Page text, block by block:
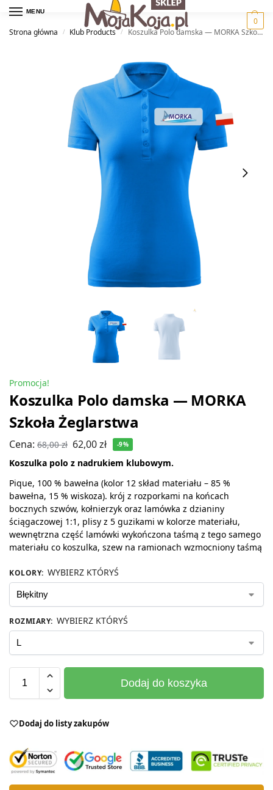
MENU
0
Strona główna
/ Klub Products / Koszulka Polo damska — MORKA Szkoła Żeglarstwa
Promocja!
Koszulka Polo damska — MORKA
Szkoła Żeglarstwa
Cena: 68,00zł 62,00zł -9%
Koszulka polo z nadrukiem klubowym.
Pique, 100 % bawełna (kolor 12 skład materiału – 85 %
bawełna, 15 % wiskoza). krój z rozporkami na końcach
bocznych szwów, kołnierzyk oraz lamówka z dzianiny
ściągaczowej 1:1, plisy z 5 guzikami w kolorze materiału,
wewnętrzna część lamówki wykończona taśmą z tego samego
materiału co koszulka, szew na ramionach wzmocniony taśmą
KOLORY: WYBIERZ KTÓRYŚ
ROZMIARY: WYBIERZ KTÓRYŚ
Dodaj do koszyka
Dodaj do listy zakupów